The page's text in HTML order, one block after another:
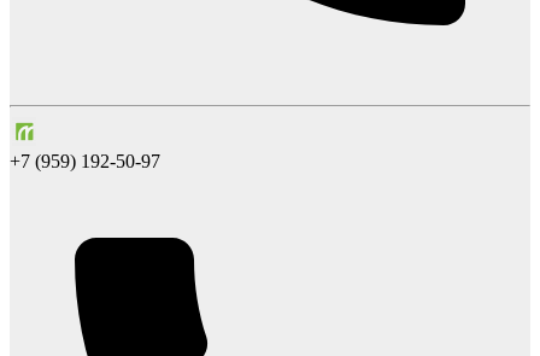
+7 (959) 192-50-97